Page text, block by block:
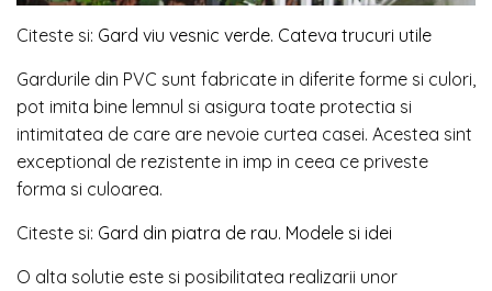
Citeste si: Gard viu vesnic verde. Cateva trucuri utile
Gardurile din PVC sunt fabricate in diferite forme si culori,
pot imita bine lemnul si asigura toate protectia si
intimitatea de care are nevoie curtea casei. Acestea sint
exceptional de rezistente in imp in ceea ce priveste
forma si culoarea.
Citeste si: Gard din piatra de rau. Modele si idei
O alta solutie este si posibilitatea realizarii unor